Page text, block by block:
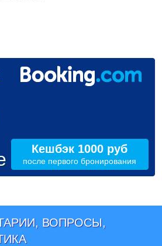
Кешбэк 1000 руб
после первого бронирования
ВОПРОСЫ,